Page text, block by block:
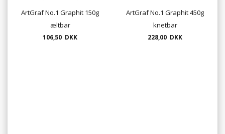
ArtGraf No.1 Graphit 150g
æltbar
106,50 DKK
ArtGraf No.1 Graphit 450g
knetbar
228,00 DKK